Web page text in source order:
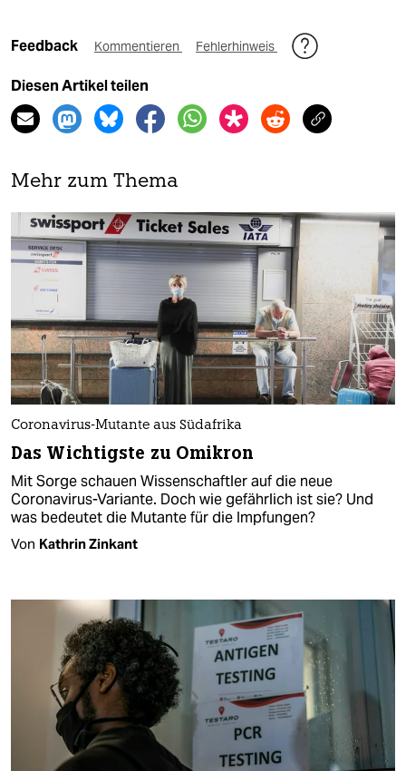
Feedback Kommentieren Fehlerhinweis
Diesen Artikel teilen
Mehr zum Thema
Coronavirus-Mutante aus Südafrika
Das Wichtigste zu Omikron
Mit Sorge schauen Wissenschaftler auf die neue
Coronavirus-Variante. Doch wie gefährlich ist sie? Und
was bedeutet die Mutante für die Impfungen?
Von Kathrin Zinkant